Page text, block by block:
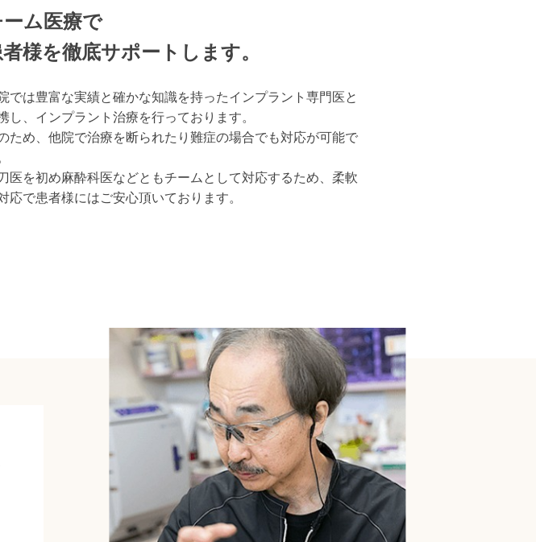
ーム医療で
様を徹底サポートします。
では豊富な実績と確かな知識を持ったインプラント専門医と
し、インプラント治療を行っております。
ため、他院で治療を断られたり難症の場合でも対応が可能で
医を初め麻酔科医などともチームとして対応するため、柔軟
応で患者様にはご安心頂いております。